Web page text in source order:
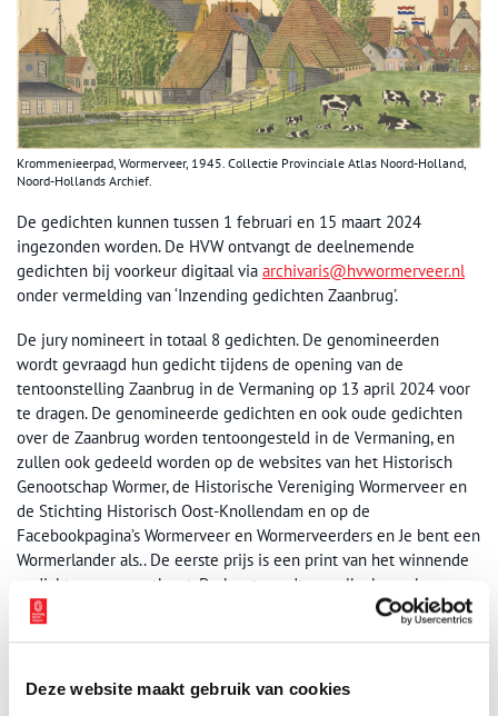
Deze website maakt gebruik van cookies
Krommenieerpad, Wormerveer, 1945. Collectie Provinciale Atlas Noord-Holland,
Noord-Hollands Archief.
De gedichten kunnen tussen 1 februari en 15 maart 2024
ingezonden worden. De HVW ontvangt de deelnemende
gedichten bij voorkeur digitaal via archivaris@hvwormerveer.nl
onder vermelding van ‘Inzending gedichten Zaanbrug’.
De jury nomineert in totaal 8 gedichten. De genomineerden
wordt gevraagd hun gedicht tijdens de opening van de
tentoonstelling Zaanbrug in de Vermaning op 13 april 2024 voor
te dragen. De genomineerde gedichten en ook oude gedichten
over de Zaanbrug worden tentoongesteld in de Vermaning, en
zullen ook gedeeld worden op de websites van het Historisch
Genootschap Wormer, de Historische Vereniging Wormerveer en
de Stichting Historisch Oost-Knollendam en op de
Facebookpagina’s Wormerveer en Wormerveerders en Je bent een
Wormerlander als.. De eerste prijs is een print van het winnende
gedicht op een postkaart. De kaart wordt aan elke bezoeker van
de tentoonstellingen in de Stoomhal en de Vermaning uitgereikt.
Publicatiedatum: 02/02/2024